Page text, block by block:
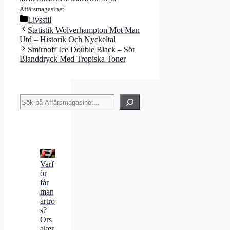
Affärsmagasinet.
Kategorier
Livsstil
Statistik Wolverhampton Mot Man
Utd – Historik Och Nyckeltal
Smirnoff Ice Double Black – Söt
Blanddryck Med Tropiska Toner
Sök
Varf
ör
får
man
artro
s?
Ors